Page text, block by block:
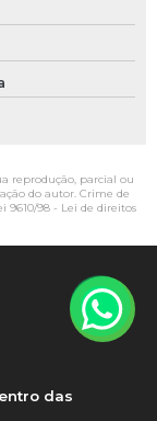
reprodução, parcial ou
do autor. Crime de
9610/98 - Lei de direitos
das